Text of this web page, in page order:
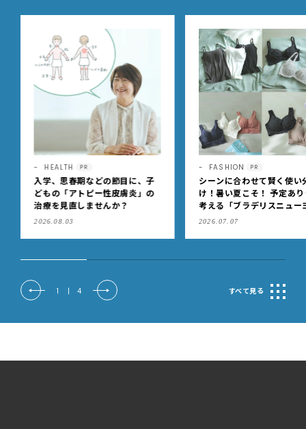
FASHION PR
シーンに合わせて賢く使い分
け！暑い夏こそ！ 予定ありきで
考える「ブラデリスニューヨー
ク」の快適ブラジャー
2026.07.07
HEALTH PR
もうニオイを気にしなくっ
いい！「のびのび®サロン
®フィット®α （無臭性）」
肩こりや足腰のダルさを出
2026.07.08
2 | 4 すべて見る